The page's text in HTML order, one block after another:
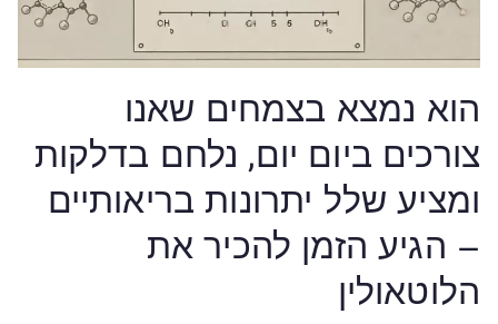
הוא נמצא בצמחים שאנו
צורכים ביום יום, נלחם בדלקות
ומציע שלל יתרונות בריאותיים
– הגיע הזמן להכיר את
הלוטאולין